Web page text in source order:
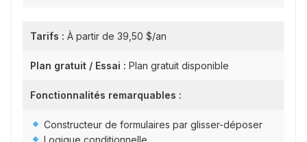
Tarifs : À partir de 39,50 $/an
Plan gratuit / Essai : Plan gratuit disponible
Fonctionnalités remarquables :
Constructeur de formulaires par glisser-déposer
Logique conditionnelle